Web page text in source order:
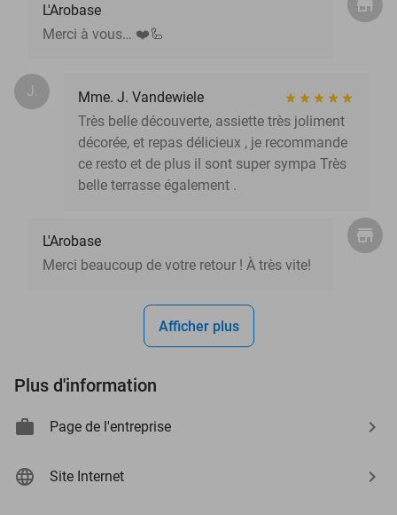
L'Arobase
Merci à vous… ❤️🦾
J.
Mme. J. Vandewiele
Très belle découverte, assiette très joliment
décorée, et repas délicieux , je recommande
ce resto et de plus il sont super sympa Très
belle terrasse également .
L'Arobase
Merci beaucoup de votre retour ! À très vite!
Afficher plus
Plus d'information
Page de l'entreprise
Site Internet